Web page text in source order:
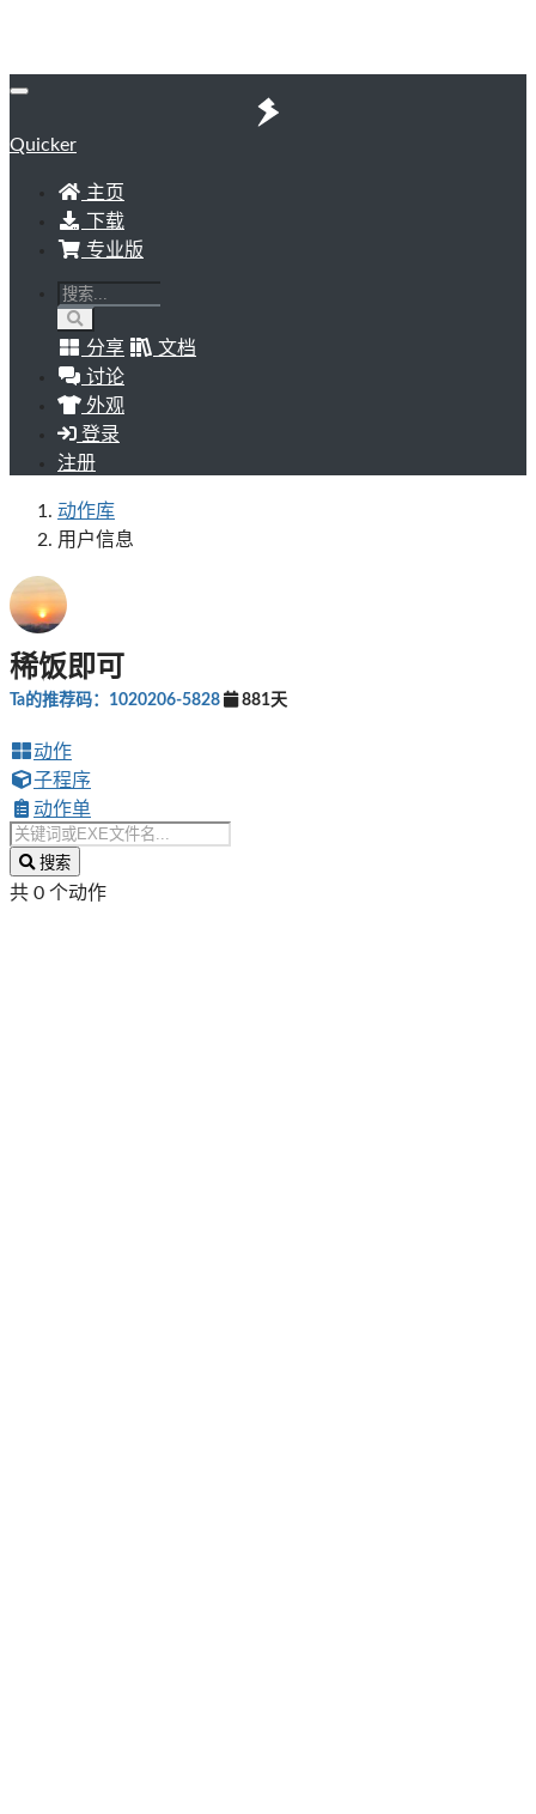
Quicker
主页
下载
专业版
分享
文档
讨论
外观
登录
注册
动作库
用户信息
稀饭即可
Ta的推荐码：1020206-5828 881天
动作
子程序
动作单
搜索
共 0 个动作